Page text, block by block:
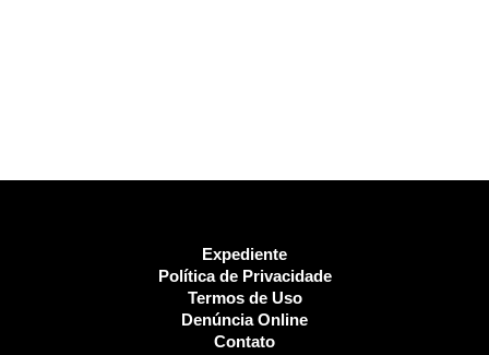
Expediente
Política de Privacidade
Termos de Uso
Denúncia Online
Contato